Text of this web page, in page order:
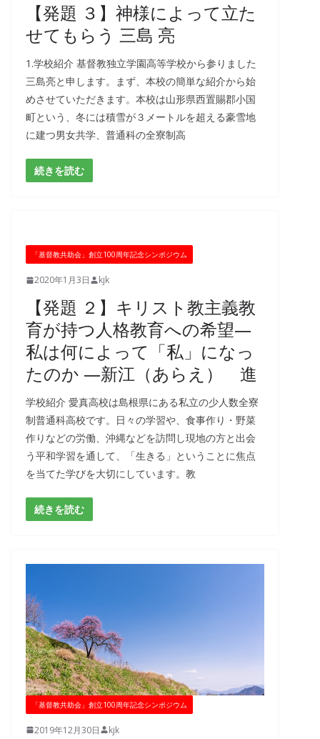
【発題 ３】神様によって立た
せてもらう 三島 亮
1.学校紹介 基督教独立学園高等学校から参りました
三島亮と申します。まず、本校の簡単な紹介から始
めさせていただきます。本校は山形県西置賜郡小国
町という、冬には積雪が３メートルを超える豪雪地
に建つ男女共学、普通科の全寮制高
続きを読む
「基督教共助会」創立100周年記念シンポジウム
2020年1月3日 kjk
【発題 ２】キリスト教主義教
育が持つ人格教育への希望―
私は何によって「私」になっ
たのか ―新江（あらえ） 進
学校紹介 愛真高校は島根県にある私立の少人数全寮
制普通科高校です。日々の学習や、食事作り・野菜
作りなどの労働、沖縄などを訪問し現地の方と出会
う平和学習を通して、「生きる」ということに焦点
を当てた学びを大切にしています。教
続きを読む
「基督教共助会」創立100周年記念シンポジウム
2019年12月30日 kjk